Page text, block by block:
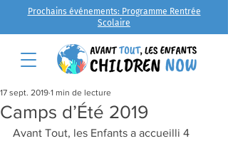
Prochains événements: Programme Rentrée
Scolaire
Camps d’Été 2019
17 sept. 2019 1 min de lecture
Avant Tout, les Enfants a accueilli 4